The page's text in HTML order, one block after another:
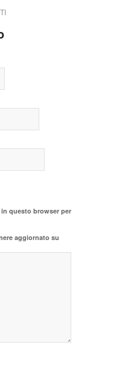
questo browser per
aggiornato su